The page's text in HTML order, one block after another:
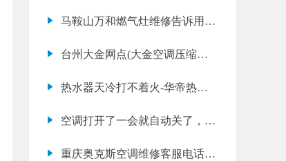
马鞍山万和燃气灶维修告诉用户
台州大金网点(大金空调压缩机
热水器天冷打不着火-华帝热水
空调打开了一会就自动关了，过
重庆奥克斯空调维修客服电话